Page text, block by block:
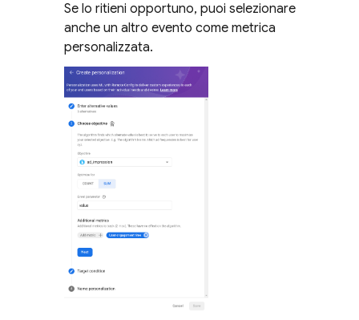
Se lo ritieni opportuno, puoi selezionare
anche un altro evento come metrica
personalizzata.